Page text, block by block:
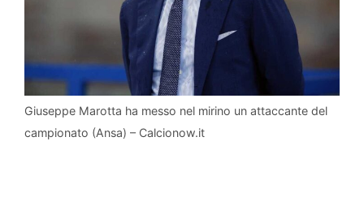
Giuseppe Marotta ha messo nel mirino un attaccante del
campionato (Ansa) – Calcionow.it